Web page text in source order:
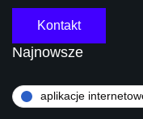
Kontakt
Najnowsze
aplikacje